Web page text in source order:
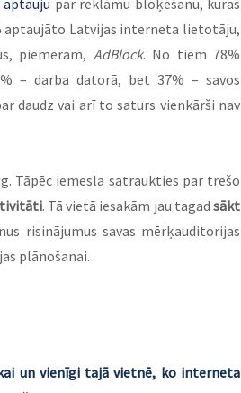
aptaujāto Latvijas interneta lietotāju,
piemēram, AdBlock. No tiem 78%
– darba datorā, bet 37% – savos
daudz vai arī to saturs vienkārši nav
Tāpēc iemesla satraukties par trešo
. Tā vietā iesakām jau tagad sākt
risinājumus savas mērķauditorijas
plānošanai.
un vienīgi tajā vietnē, ko interneta